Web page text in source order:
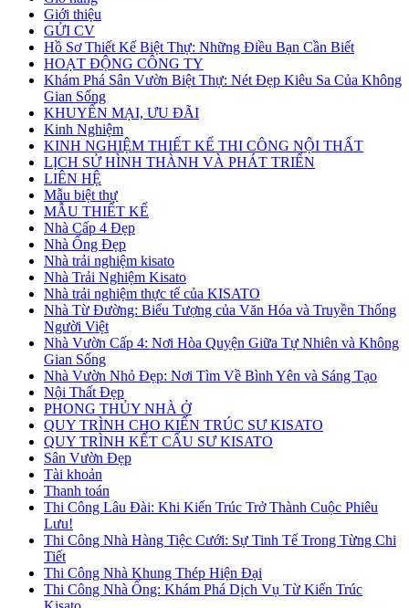
Giới thiệu
GỬI CV
Hồ Sơ Thiết Kế Biệt Thự: Những Điều Bạn Cần Biết
HOẠT ĐỘNG CÔNG TY
Khám Phá Sân Vườn Biệt Thự: Nét Đẹp Kiêu Sa Của Không
Gian Sống
KHUYẾN MẠI, ƯU ĐÃI
Kinh Nghiệm
KINH NGHIỆM THIẾT KẾ THI CÔNG NỘI THẤT
LỊCH SỬ HÌNH THÀNH VÀ PHÁT TRIỂN
LIÊN HỆ
Mẫu biệt thự
MẪU THIẾT KẾ
Nhà Cấp 4 Đẹp
Nhà Ống Đẹp
Nhà trải nghiệm kisato
Nhà Trải Nghiệm Kisato
Nhà trải nghiệm thực tế của KISATO
Nhà Từ Đường: Biểu Tượng của Văn Hóa và Truyền Thống
Người Việt
Nhà Vườn Cấp 4: Nơi Hòa Quyện Giữa Tự Nhiên và Không
Gian Sống
Nhà Vườn Nhỏ Đẹp: Nơi Tìm Về Bình Yên và Sáng Tạo
Nội Thất Đẹp
PHONG THỦY NHÀ Ở
QUY TRÌNH CHO KIẾN TRÚC SƯ KISATO
QUY TRÌNH KẾT CẤU SƯ KISATO
Sân Vườn Đẹp
Tài khoản
Thanh toán
Thi Công Lâu Đài: Khi Kiến Trúc Trở Thành Cuộc Phiêu
Lưu!
Thi Công Nhà Hàng Tiệc Cưới: Sự Tinh Tế Trong Từng Chi
Tiết
Thi Công Nhà Khung Thép Hiện Đại
Thi Công Nhà Ống: Khám Phá Dịch Vụ Từ Kiến Trúc